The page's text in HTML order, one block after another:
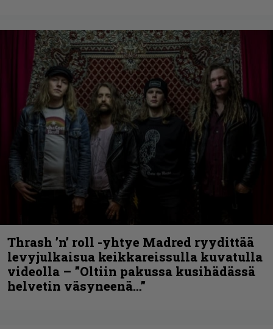
Thrash ’n’ roll -yhtye Madred ryydittää
levyjulkaisua keikkareissulla kuvatulla
videolla – ”Oltiin pakussa kusihädässä
helvetin väsyneenä…”